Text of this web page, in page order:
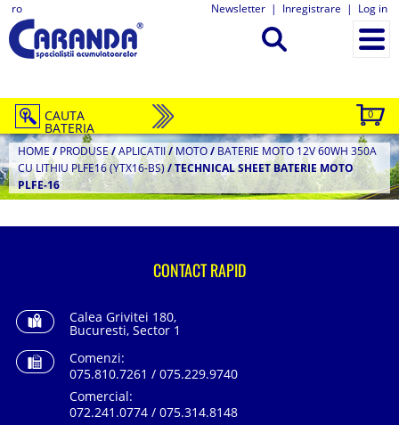
ro Newsletter | Inregistrare | Log in
0
CAUTA
BATERIA
HOME / PRODUSE/APLICATII/MOTO/ BATERIE MOTO 12V 60WH 350A
CU LITHIU PLFE16 (YTX16-BS)/TECHNICAL SHEET BATERIE MOTO
PLFE-16
CONTACT RAPID
Calea Grivitei 180,
Bucuresti, Sector 1
Comenzi:
075.810.7261 / 075.229.9740
Comercial:
072.241.0774 / 075.314.8148